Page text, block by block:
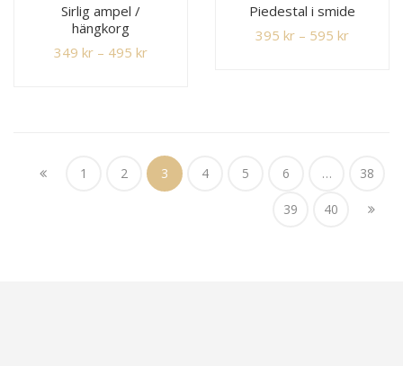
Sirlig ampel /
hängkorg
349 kr – 495 kr
Piedestal i smide
395 kr – 595 kr
1 2 3 4 5 6 … 38
39 40